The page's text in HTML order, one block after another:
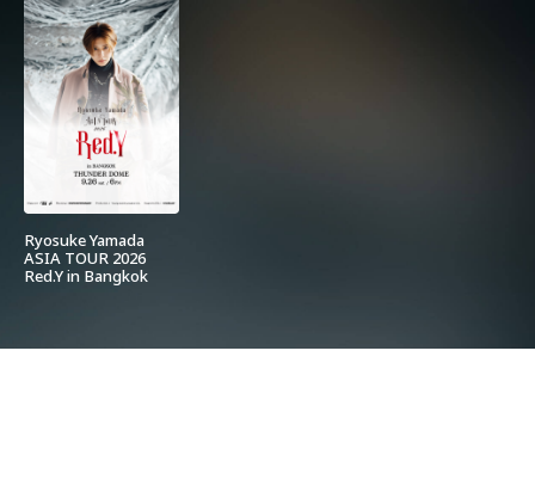
Ryosuke Yamada
ASIA TOUR 2026
Red.Y in Bangkok